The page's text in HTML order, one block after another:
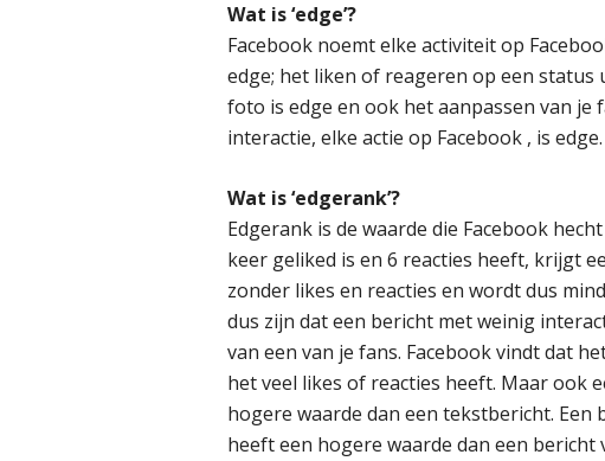
Wat is ‘edge’?
Facebook noemt elke activiteit op
edge; het liken of reageren op een status
foto is edge en ook het aanpassen van je
interactie, elke actie op Facebook , is edge.
Wat is ‘edgerank’?
Edgerank is de waarde die Facebook
keer geliked is en 6 reacties heeft, krijgt
zonder likes en reacties en wordt dus
dus zijn dat een bericht met weinig
van een van je fans. Facebook vindt dat
het veel likes of reacties heeft. Maar ook
hogere waarde dan een tekstbericht.
heeft een hogere waarde dan een